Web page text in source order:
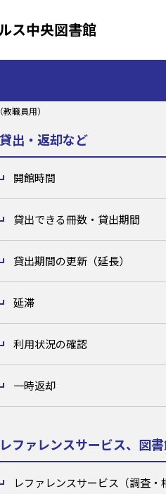
ス中央図書館
職員用）
貸出・返却など
開館時間
貸出できる冊数・貸出期間
貸出期間の更新（延長）
延滞
利用状況の確認
一時返却
レファレンスサービス、図
レファレンスサービス（調査・